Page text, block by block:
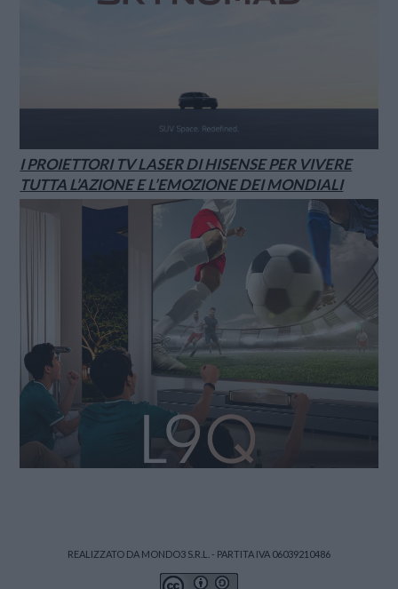
I PROIETTORI TV LASER DI HISENSE PER VIVERE
TUTTA L’AZIONE E L’EMOZIONE DEI MONDIALI
REALIZZATO DA MONDO3 S.R.L. - PARTITA IVA 06039210486